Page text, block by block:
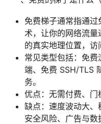
免费梯子通常指通
术，让你的网络流
的真实地理位置，访
常见类型包括：免
端、免费 SSH/TLS
务。
优点：无需付费、门
缺点：速度波动大
安全风险、广告与数